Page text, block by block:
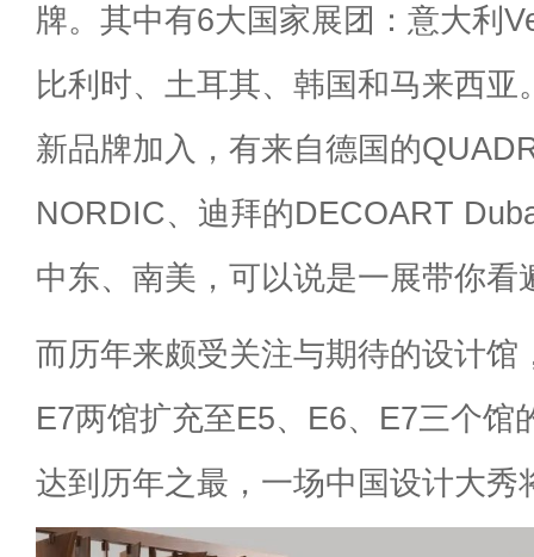
牌。其中有6大国家展团：意大利
比利时、土耳其、韩国和马来西亚
新品牌加入，有来自德国的
NORDIC、迪拜的DECOART
中东、南美，可以说是一展带你看
而历年来颇受关注与期待的设计馆
E7两馆扩充至E5、E6、E7三个馆
达到历年之最，一场中国设计大秀